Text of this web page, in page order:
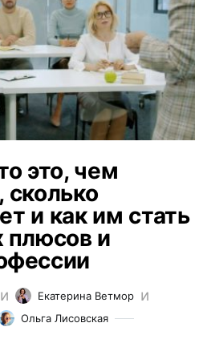
это, чем
сколько
и как им стать
плюсов и
и Екатерина Ветмор и
Ольга Лисовская